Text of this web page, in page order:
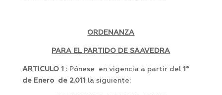
ORDENANZA
PARA EL PARTIDO DE SAAVEDRA
ARTICULO 1 : Pónese en vigencia a partir del 1°
de Enero de 2.011 la siguiente: